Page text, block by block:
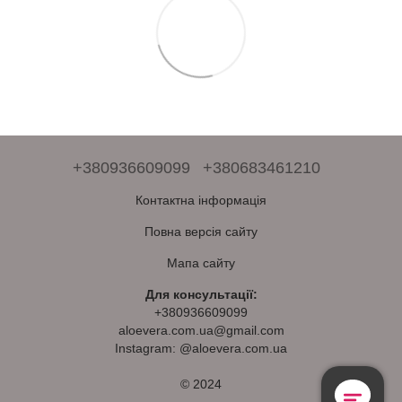
+380936609099 +380683461210
Контактна інформація
Повна версія сайту
Мапа сайту
Для консультації:
+380936609099
aloevera.com.ua@gmail.com
Instagram: @aloevera.com.ua
© 2024
Безкоштовна